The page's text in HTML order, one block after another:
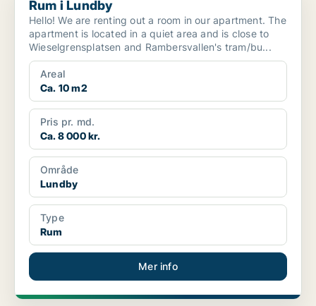
Rum i Lundby
Hello! We are renting out a room in our apartment. The
apartment is located in a quiet area and is close to
Wieselgrensplatsen and Rambersvallen's tram/bu...
Areal
Ca. 10 m2
Pris pr. md.
Ca. 8 000 kr.
Område
Lundby
Type
Rum
Mer info